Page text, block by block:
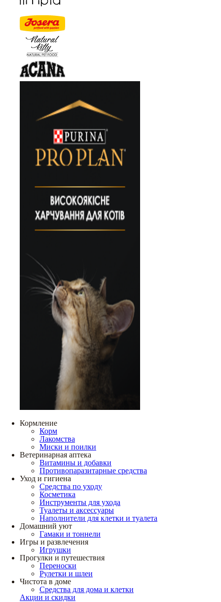
Кормление
Корм
Лакомства
Миски и поилки
Ветеринарная аптека
Витамины и добавки
Противопаразитарные средства
Уход и гигиена
Средства по уходу
Косметика
Инструменты для ухода
Туалеты и аксессуары
Наполнители для клетки и туалета
Домашний уют
Гамаки и тоннели
Игры и развлечения
Игрушки
Прогулки и путешествия
Переноски
Рулетки и шлеи
Чистота в доме
Средства для дома и клетки
Акции и скидки